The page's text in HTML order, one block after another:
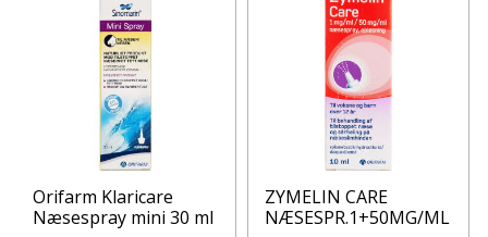
Orifarm Klaricare
Næsespray mini 30 ml
ZYMELIN CARE
NÆSESPR.1+50MG/ML